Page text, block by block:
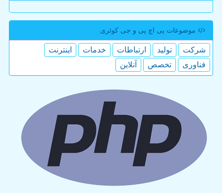
موضوعات پی اچ پی و جی كوئری
شركت تولید ارتباطات خدمات
اینترنت
فناوری
تخصص آنلاین